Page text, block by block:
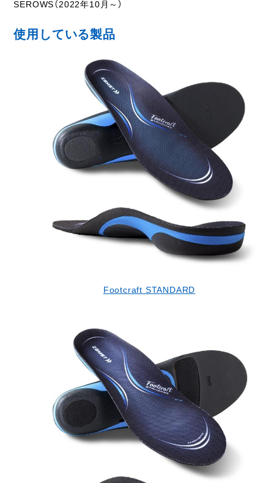
SEROWS（2022年10月～）
使用している製品
Footcraft STANDARD